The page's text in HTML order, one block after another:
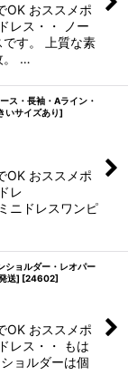
OK おススメポ
レス・・ ノー
す。 上質な素
。 …
ス・長袖・Aライン・
いサイズあり]
OK おススメポ
レ
ニドレスワンピ
ショルダー・レオパー
送] [24602]
OK おススメポ
レス・・ もは
ョルダーは個